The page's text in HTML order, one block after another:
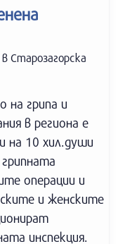
Старозагорска
на грипа и
в региона е
на 10 хил.души
операции и
и женските
инспекция.